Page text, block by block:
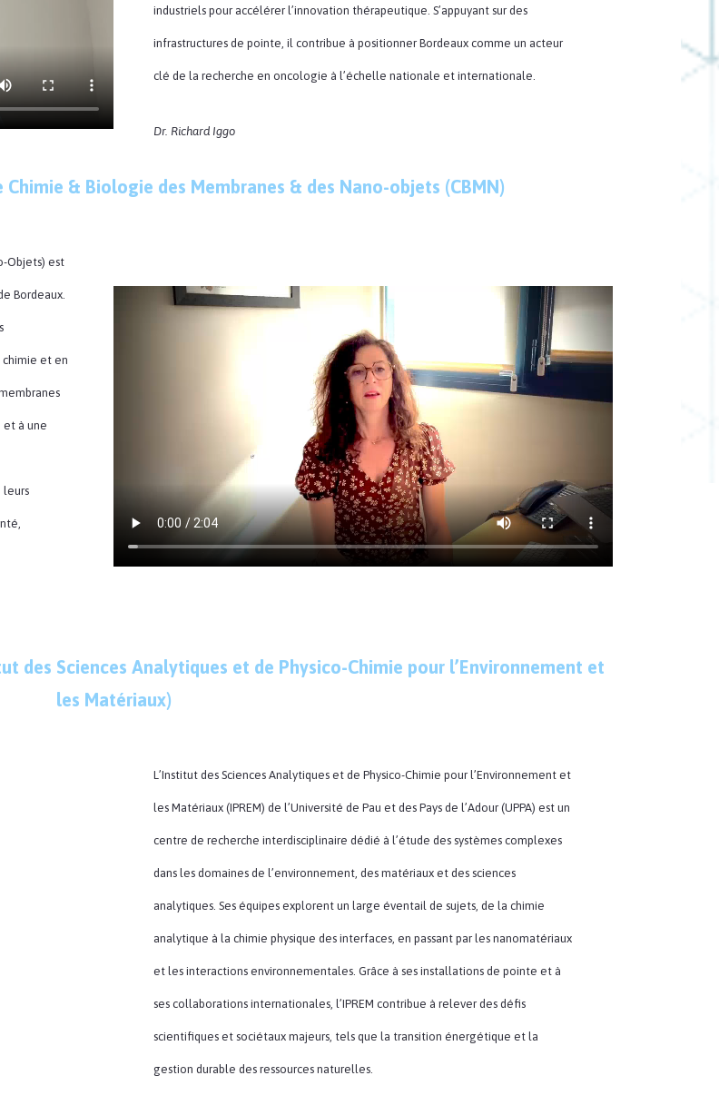
industriels pour accélérer l’innovation thérapeutique. S’appuyant sur des
infrastructures de pointe, il contribue à positionner Bordeaux comme un acteur
clé de la recherche en oncologie à l’échelle nationale et internationale.
Dr. Richard Iggo
& Biologie des Membranes & des Nano-objets (CBMN)
Objets) est
Bordeaux.
chimie et en
et à une
leurs
des Sciences Analytiques et de Physico-Chimie pour l’Environnement et
les Matériaux)
L’Institut des Sciences Analytiques et de Physico-Chimie pour l’Environnement et
les Matériaux (IPREM) de l’Université de Pau et des Pays de l’Adour (UPPA) est un
centre de recherche interdisciplinaire dédié à l’étude des systèmes complexes
dans les domaines de l’environnement, des matériaux et des sciences
analytiques. Ses équipes explorent un large éventail de sujets, de la chimie
analytique à la chimie physique des interfaces, en passant par les nanomatériaux
et les interactions environnementales. Grâce à ses installations de pointe et à
ses collaborations internationales, l’IPREM contribue à relever des défis
scientifiques et sociétaux majeurs, tels que la transition énergétique et la
gestion durable des ressources naturelles.